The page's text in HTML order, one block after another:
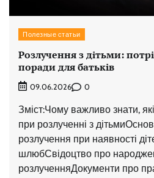
Полезные статьи
Розлучення з дітьми:
поради для батьків
09.06.2026 0
Зміст:Чому важливо знати,
при розлученні з
розлучення при наявності
шлюбСвідоцтво про
розлученняДокументи про